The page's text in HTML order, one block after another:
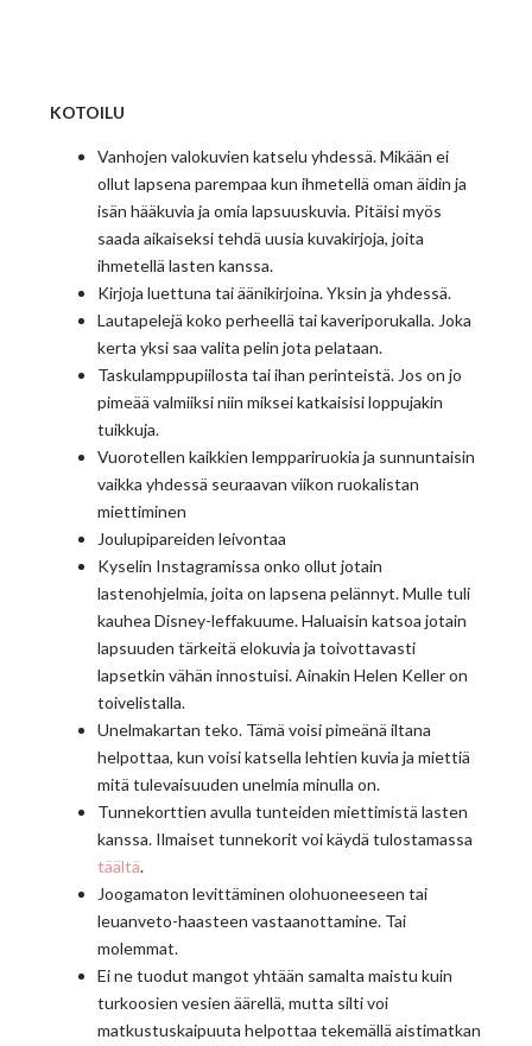
KOTOILU
Vanhojen valokuvien katselu yhdessä. Mikään ei
ollut lapsena parempaa kun ihmetellä oman äidin ja
isän hääkuvia ja omia lapsuuskuvia. Pitäisi myös
saada aikaiseksi tehdä uusia kuvakirjoja, joita
ihmetellä lasten kanssa.
Kirjoja luettuna tai äänikirjoina. Yksin ja yhdessä.
Lautapelejä koko perheellä tai kaveriporukalla. Joka
kerta yksi saa valita pelin jota pelataan.
Taskulamppupiilosta tai ihan perinteistä. Jos on jo
pimeää valmiiksi niin miksei katkaisisi loppujakin
tuikkuja.
Vuorotellen kaikkien lemppariruokia ja sunnuntaisin
vaikka yhdessä seuraavan viikon ruokalistan
miettiminen
Joulupipareiden leivontaa
Kyselin Instagramissa onko ollut jotain
lastenohjelmia, joita on lapsena pelännyt. Mulle tuli
kauhea Disney-leffakuume. Haluaisin katsoa jotain
lapsuuden tärkeitä elokuvia ja toivottavasti
lapsetkin vähän innostuisi. Ainakin Helen Keller on
toivelistalla.
Unelmakartan teko. Tämä voisi pimeänä iltana
helpottaa, kun voisi katsella lehtien kuvia ja miettiä
mitä tulevaisuuden unelmia minulla on.
Tunnekorttien avulla tunteiden miettimistä lasten
kanssa. Ilmaiset tunnekorit voi käydä tulostamassa
täältä.
Joogamaton levittäminen olohuoneeseen tai
leuanveto-haasteen vastaanottamine. Tai
molemmat.
Ei ne tuodut mangot yhtään samalta maistu kuin
turkoosien vesien äärellä, mutta silti voi
matkustuskaipuuta helpottaa tekemällä aistimatkan